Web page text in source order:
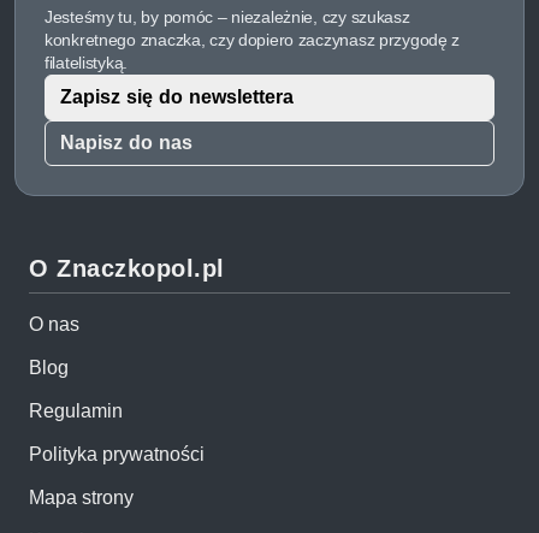
Jesteśmy tu, by pomóc – niezależnie, czy szukasz
konkretnego znaczka, czy dopiero zaczynasz przygodę z
filatelistyką.
Napisz do nas
Zapisz się do newslettera
O Znaczkopol.pl
O nas
Blog
Regulamin
Polityka prywatności
Mapa strony